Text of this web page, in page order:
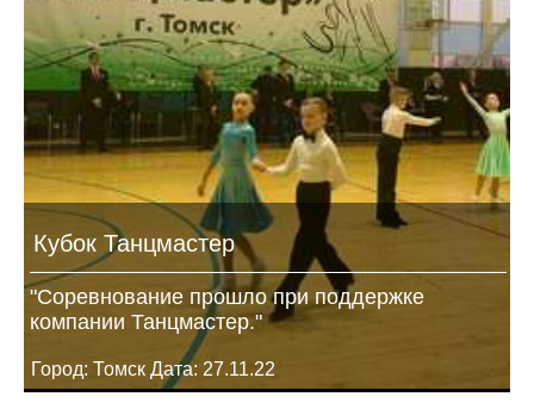
Кубок Танцмастер
"Соревнование прошло при поддержке
компании Танцмастер."
Город: Томск Дата: 27.11.22